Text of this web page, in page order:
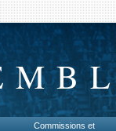
Commissions et